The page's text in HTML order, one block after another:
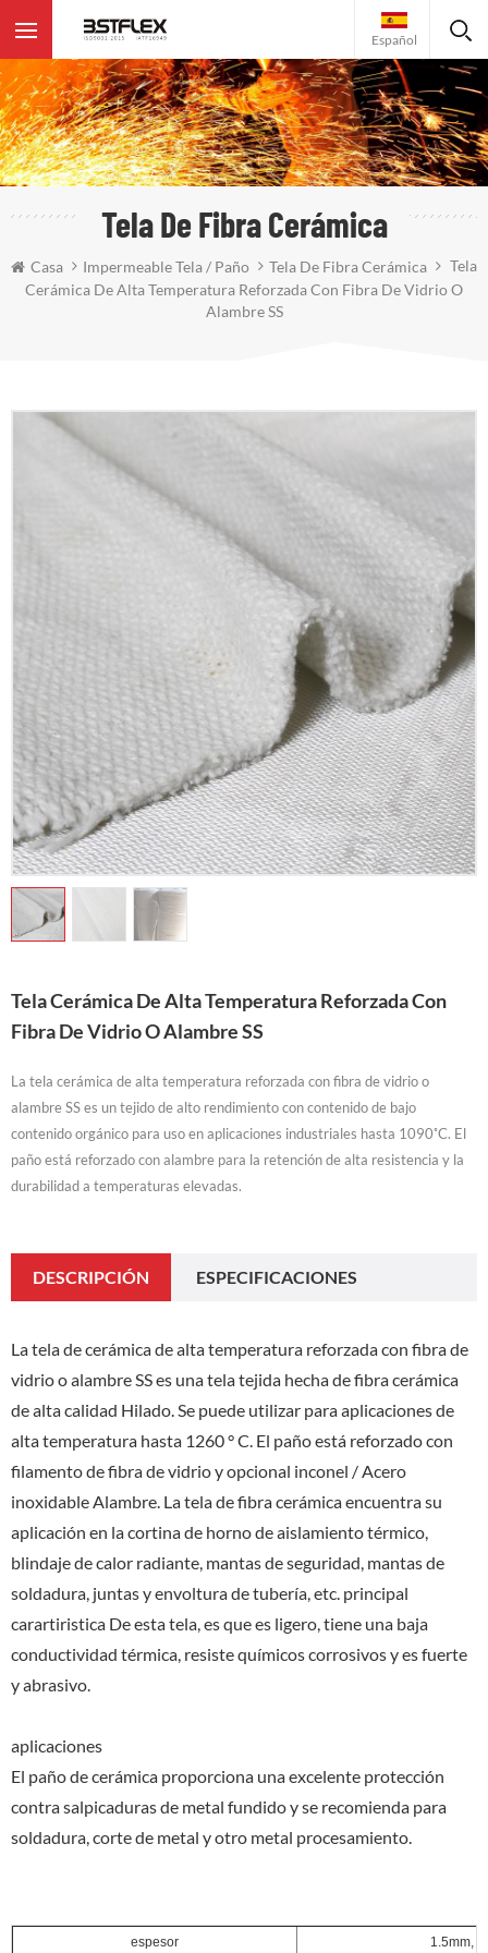
Español
Tela De Fibra Cerámica
Casa Impermeable Tela / Paño Tela De Fibra Cerámica
Tela
Cerámica De Alta Temperatura Reforzada Con Fibra De Vidrio O
Alambre SS
Tela Cerámica De Alta Temperatura Reforzada Con
Fibra De Vidrio O Alambre SS
La tela cerámica de alta temperatura reforzada con fibra de vidrio o
alambre SS es un tejido de alto rendimiento con contenido de bajo
contenido orgánico para uso en aplicaciones industriales hasta 1090˚C. El
paño está reforzado con alambre para la retención de alta resistencia y la
durabilidad a temperaturas elevadas.
DESCRIPCIÓN ESPECIFICACIONES
La tela de cerámica de alta temperatura reforzada con fibra de
vidrio o alambre SS es una tela tejida hecha de fibra cerámica
de alta calidad Hilado. Se puede utilizar para aplicaciones de
alta temperatura hasta 1260 ° C. El paño está reforzado con
filamento de fibra de vidrio y opcional inconel / Acero
inoxidable Alambre. La tela de fibra cerámica encuentra su
aplicación en la cortina de horno de aislamiento térmico,
blindaje de calor radiante, mantas de seguridad, mantas de
soldadura, juntas y envoltura de tubería, etc. principal
carartiristica De esta tela, es que es ligero, tiene una baja
conductividad térmica, resiste químicos corrosivos y es fuerte
y abrasivo.
aplicaciones
El paño de cerámica proporciona una excelente protección
contra salpicaduras de metal fundido y se recomienda para
soldadura, corte de metal y otro metal procesamiento.
espesor 1.5mm,